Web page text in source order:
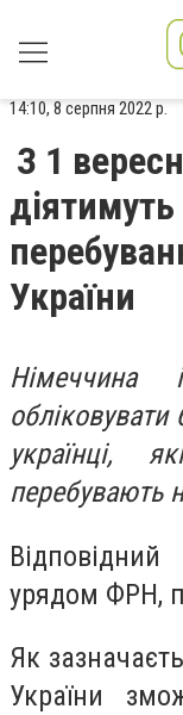
14:10, 8 серпня 2022 р.
З 1
України
обліковувати
українці,
перебувають
урядом ФРН,
Як
України